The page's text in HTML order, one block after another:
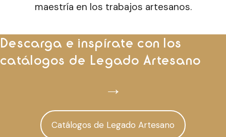
maestría en los trabajos artesanos.
Descarga e inspírate con los
catálogos de Legado Artesano
→
Catálogos de Legado Artesano